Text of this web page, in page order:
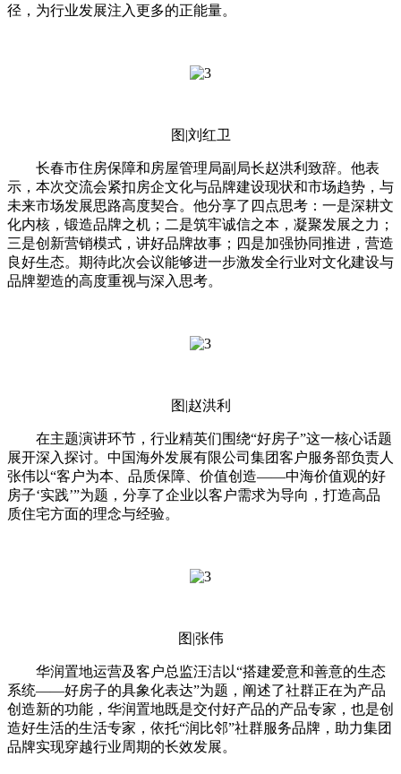
径，为行业发展注入更多的正能量。
图|刘红卫
长春市住房保障和房屋管理局副局长赵洪利致辞。他表
示，本次交流会紧扣房企文化与品牌建设现状和市场趋势，与
未来市场发展思路高度契合。他分享了四点思考：一是深耕文
化内核，锻造品牌之机；二是筑牢诚信之本，凝聚发展之力；
三是创新营销模式，讲好品牌故事；四是加强协同推进，营造
良好生态。期待此次会议能够进一步激发全行业对文化建设与
品牌塑造的高度重视与深入思考。
图|赵洪利
在主题演讲环节，行业精英们围绕“好房子”这一核心话题
展开深入探讨。中国海外发展有限公司集团客户服务部负责人
张伟以“客户为本、品质保障、价值创造——中海价值观的好
房子‘实践’”为题，分享了企业以客户需求为导向，打造高品
质住宅方面的理念与经验。
图|张伟
华润置地运营及客户总监汪洁以“搭建爱意和善意的生态
系统——好房子的具象化表达”为题，阐述了社群正在为产品
创造新的功能，华润置地既是交付好产品的产品专家，也是创
造好生活的生活专家，依托“润比邻”社群服务品牌，助力集团
品牌实现穿越行业周期的长效发展。